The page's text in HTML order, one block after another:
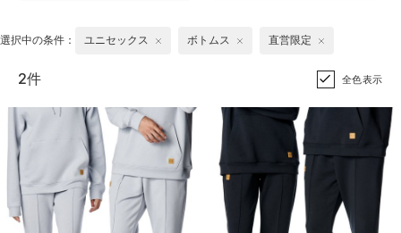
選択中の条件： ユニセックス ボトムス 直営限定
2件 全色表示